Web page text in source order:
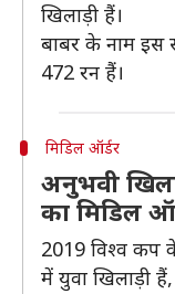
खिलाड़ी हैं।
बाबर के नाम
472 रन हैं।
मिडिल ऑर्डर
अनुभवी
का मिडिल
2019 विश्व कप
में युवा खिलाड़ी